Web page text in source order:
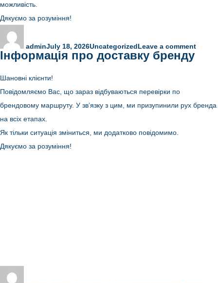
можливість.
Дякуємо за розуміння!
adminJuly 18, 2026UncategorizedLeave a commentбренд
Інформація про доставку бренду
Шановні клієнти!
Повідомляємо Вас, що зараз відбуваються перевірки по
брендовому маршруту. У звʼязку з цим, ми призупинили рух бренда
на всіх етапах.
Як тільки ситуація зміниться, ми додатково повідомимо.
Дякуємо за розуміння!